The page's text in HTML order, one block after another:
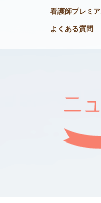
看護師プレミ
よくある質問